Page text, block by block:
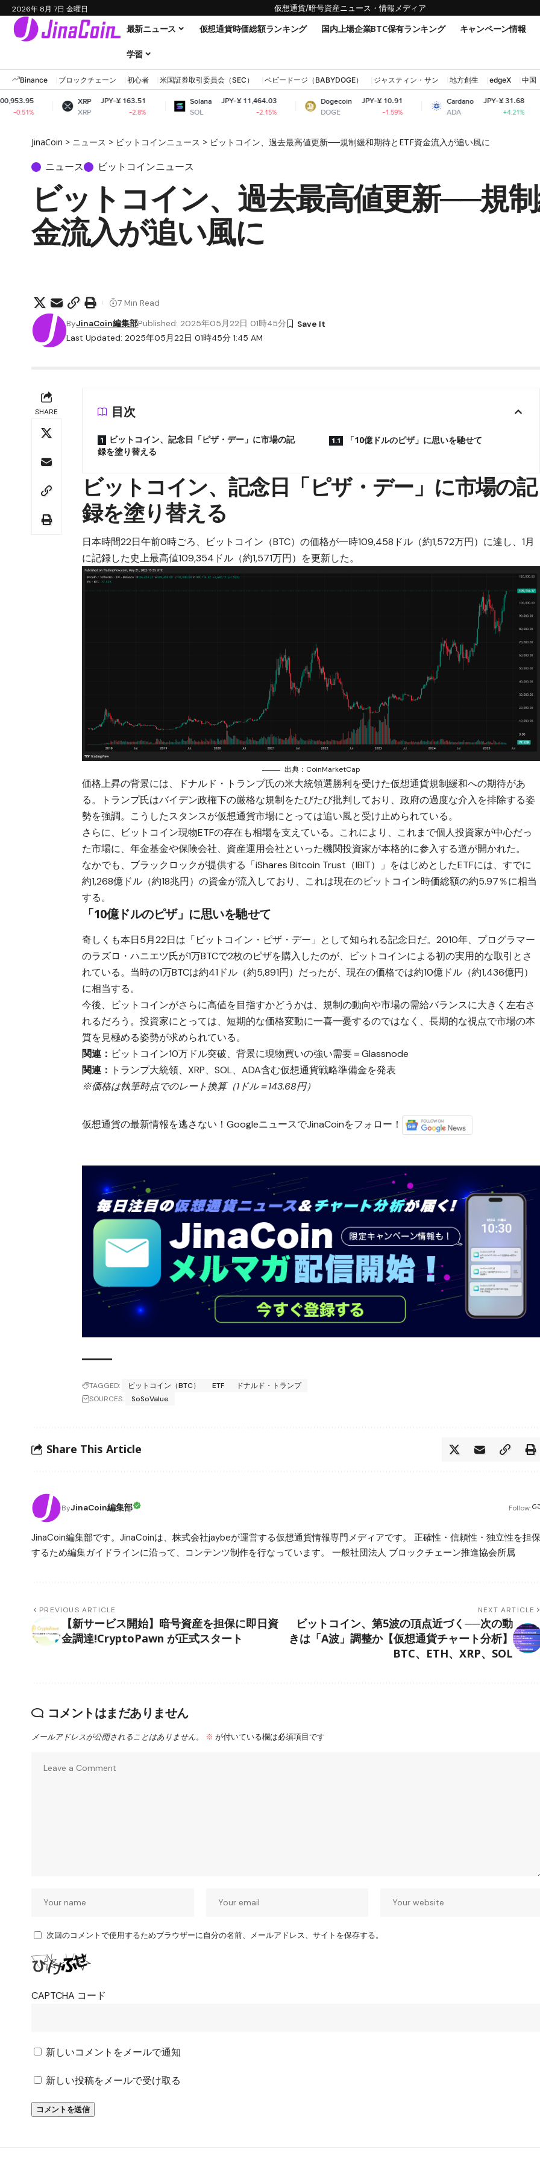
2026年 8月 7日 金曜日 仮想通貨/暗号資産ニュース・情報メディア
最新ニュース 仮想通貨時価総額ランキング 国内上場企業BTC保有ランキング キャンペーン情報
学習
Binance ブロックチェーン 初心者 米国証券取引委員会（SEC） ベビードージ（BABYDOGE） ジャスティン・サン 地方創生 edgeX 中国
XRP
XRP
JPY-¥ 163.51
-2.8%
Solana
SOL
JPY-¥ 11,464.03
Dogecoin
DOGE
JPY-¥ 10.91
-1.59%
Cardano
ADA
JPY-¥ 31.68
+4.21%
Shiba
SHIB
JinaCoin > ニュース > ビットコインニュース > ビットコイン、過去最高値更新──規制緩和期待とETF資金流入が追い風に
ニュース ビットコインニュース
ビットコイン、過去最高値更新──規
金流入が追い風に
Last Updated: 2025年05月22日 01時45分 1:45 AM
ByJinaCoin編集部Published: 2025年05月22日 01時45分
7 Min Read
SHARE 目次
ビットコイン、記念日「ピザ・デー」に市場の記
録を塗り替える
「10億ドルのピザ」に思いを馳せて
ビットコイン、記念日「ピザ・デー」に市場の記
録を塗り替える
日本時間22日午前0時ごろ、 ビットコイン（BTC）の価格が一時109,458ドル（約1,572万円）に達し、1月
に記録した史上最高値109,354ドル（約1,571万円）を更新した。
出典： CoinMarketCap
価格上昇の背景には、ドナルド・トランプ氏の米大統領選勝利を受けた仮想通貨規制緩和への期待があ
る。トランプ氏はバイデン政権下の厳格な規制をたびたび批判しており、政府の過度な介入を排除する姿
勢を強調。こうしたスタンスが仮想通貨市場にとっては追い風と受け止められている。
さらに、ビットコイン現物ETFの存在も相場を支えている。これにより、これまで個人投資家が中心だっ
た市場に、年金基金や保険会社、資産運用会社といった機関投資家が本格的に参入する道が開かれた。
なかでも、ブラックロックが提供する「iShares Bitcoin Trust（IBIT）」をはじめとしたETFには、すでに
約1,268億ドル（約18兆円）の資金が流入しており、これは現在のビットコイン時価総額の約5.97％に相当
する。
「10億ドルのピザ」に思いを馳せて
奇しくも本日5月22日は「ビットコイン・ピザ・デー」として知られる記念日だ。2010年、プログラマー
のラズロ・ハニエツ氏が1万BTCで2枚のピザを購入したのが、ビットコインによる初の実用的な取引とさ
れている。当時の1万BTCは約41ドル（約5,891円）だったが、現在の価格では約10億ドル（約1,436億円）
に相当する。
今後、ビットコインがさらに高値を目指すかどうかは、規制の動向や市場の需給バランスに大きく左右さ
れるだろう。投資家にとっては、短期的な価格変動に一喜一憂するのではなく、長期的な視点で市場の本
質を見極める姿勢が求められている。
関連： ビットコイン10万ドル突破、背景に現物買いの強い需要＝Glassnode
関連： トランプ大統領、XRP、SOL、ADA含む仮想通貨戦略準備金を発表
※価格は執筆時点でのレート換算（1ドル＝143.68円）
仮想通貨の最新情報を逃さない！GoogleニュースでJinaCoinをフォロー！
TAGGED: ビットコイン（BTC） ETF
ドナルド・トランプ
SOURCES:
SoSoValue
Share This Article
ByJinaCoin編集部 Follow:
JinaCoin編集部です。JinaCoinは、株式会社jaybeが運営する仮想通貨情報専門メディアです。 正確性・信頼性・独立性を担保
するため編集ガイドラインに沿って、コンテンツ制作を行なっています。 一般社団法人 ブロックチェーン推進協会所属
PREVIOUS ARTICLE
【新サービス開始】暗号資産を担保に即日資
金調達!CryptoPawn が正式スタート
NEXT ARTICLE
ビットコイン、第5波の頂点近づく──次の動
きは「A波」調整か【仮想通貨チャート分析】
BTC、ETH、XRP、SOL
コメントはまだありません
メールアドレスが公開されることはありません。 ※ が付いている欄は必須項目です
次回のコメントで使用するためブラウザーに自分の名前、メールアドレス、サイトを保存する。
CAPTCHA コード
新しいコメントをメールで通知
新しい投稿をメールで受け取る